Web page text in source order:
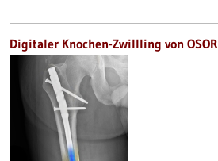
Digitaler Knochen-Zwillling von